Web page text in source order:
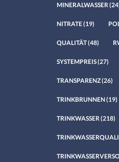
MINERALWASSER
NITRATE(19)
QUALITÄT(48)
SYSTEMPREIS(27)
TRANSPARENZ(26)
TRINKBRUNNEN(19)
TRINKWASSER (218)